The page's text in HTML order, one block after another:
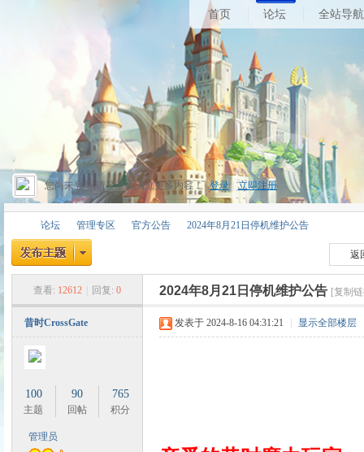
首页 论坛 全站导航
您尚未登录,请登录后浏览更多内容！ 登录 立即注册
论坛
›
管理专区
›
官方公告
›
2024年8月21日停机维护公告
返
查看: 12612 回复: 0 2024年8月21日停机维护公告 [复制
昔时CrossGate
100
主题
90
回帖
765
积分
管理员
发表于 2024-8-16 04:31:21 显示全部楼层